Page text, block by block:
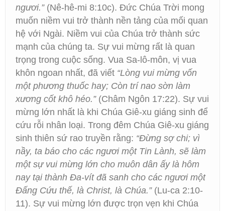
ngươi.”(Nê-hê-mi 8:10c). Đức Chúa Trời mong
muốn niềm vui trở thành nền tảng của mối quan
hệ với Ngài. Niềm vui của Chúa trở thành sức
mạnh của chúng ta. Sự vui mừng rất là quan
trọng trong cuộc sống. Vua Sa-lô-môn, vị vua
khôn ngoan nhất, đã viết “Lòng vui mừng vốn
một phương thuốc hay; Còn trí nao sờn làm
xương cốt khô héo.”(Châm Ngôn 17:22). Sự vui
mừng lớn nhất là khi Chúa Giê-xu giáng sinh để
cứu rỗi nhân loại. Trong đêm Chúa Giê-xu giáng
sinh thiên sứ rao truyền rằng: “Đừng sợ chi; vì
nầy, ta báo cho các ngươi một Tin Lành, sẽ làm
một sự vui mừng lớn cho muôn dân ấy là hôm
nay tại thành Đa-vít đã sanh cho các ngươi một
Đấng Cứu thế, là Christ, là Chúa.”(Lu-ca 2:10-
11). Sự vui mừng lớn được trọn vẹn khi Chúa